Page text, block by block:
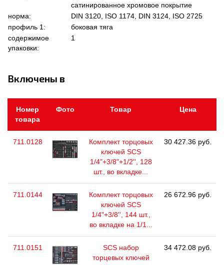
сатинированное хромовое покрытие
норма:
DIN 3120, ISO 1174, DIN 3124, ISO 2725
профиль 1:
боковая тяга
содержимое
упаковки:
1
Включены в
Номер
товара
Фото Товар Цена
711.0128
Комплект торцовых
ключей SCS
1/4"+3/8"+1/2'', 128
шт., во вкладке...
30 427.36 руб.
711.0144
Комплект торцовых
ключей SCS
1/4"+3/8'', 144 шт.,
во вкладке на 1/1...
26 672.96 руб.
711.0151
SCS набор
торцевых ключей
34 472.08 руб.